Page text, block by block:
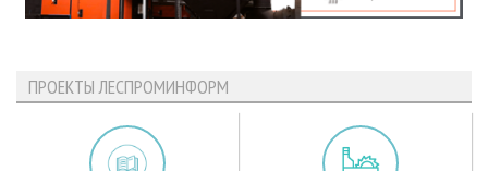
ПРОЕКТЫ ЛЕСПРОМИНФОРМ